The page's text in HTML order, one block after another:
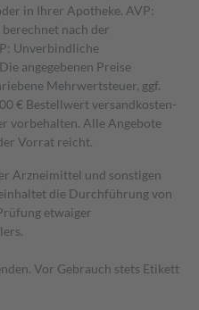
in Ihrer Apotheke. AVP:
nach der
Unverbindliche
angegebenen Preise
Mehrwertsteuer, ggf.
€ Bestell­wert versand­kosten­
vorbehalten. Alle Angebote
Vorrat reicht.
Arzneimittel und sonstigen
die Durchführung von
etwaiger
Vor Gebrauch stets Etikett